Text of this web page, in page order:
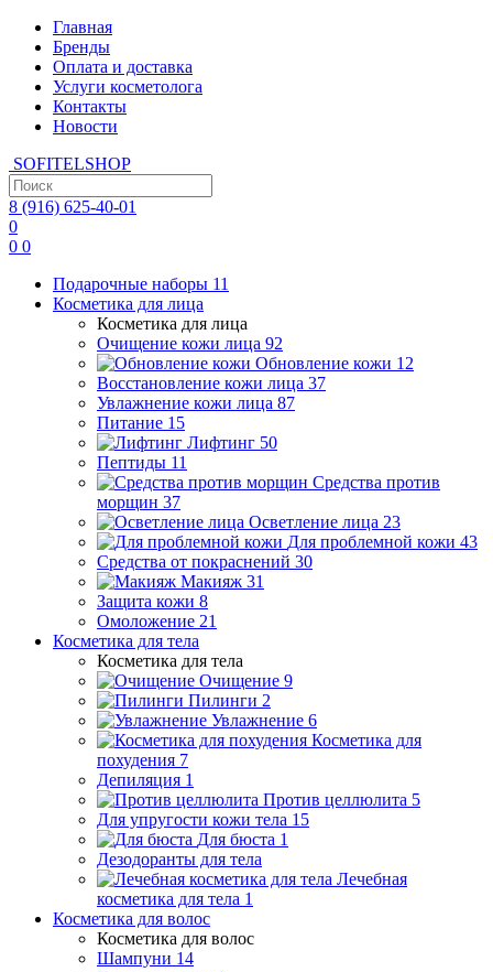
Главная
Бренды
Оплата и доставка
Услуги косметолога
Контакты
Новости
SOFITELSHOP
8 (916) 625-40-01
0
0 0
Подарочные наборы 11
Косметика для лица
Косметика для лица
Очищение кожи лица 92
Обновление кожи 12
Восстановление кожи лица 37
Увлажнение кожи лица 87
Питание 15
Лифтинг 50
Пептиды 11
Средства против
морщин 37
Осветление лица 23
Для проблемной кожи 43
Средства от покраснений 30
Макияж 31
Защита кожи 8
Омоложение 21
Косметика для тела
Косметика для тела
Очищение 9
Пилинги 2
Увлажнение 6
Косметика для
похудения 7
Депиляция 1
Против целлюлита 5
Для упругости кожи тела 15
Для бюста 1
Дезодоранты для тела
Лечебная
косметика для тела 1
Косметика для волос
Косметика для волос
Шампуни 14